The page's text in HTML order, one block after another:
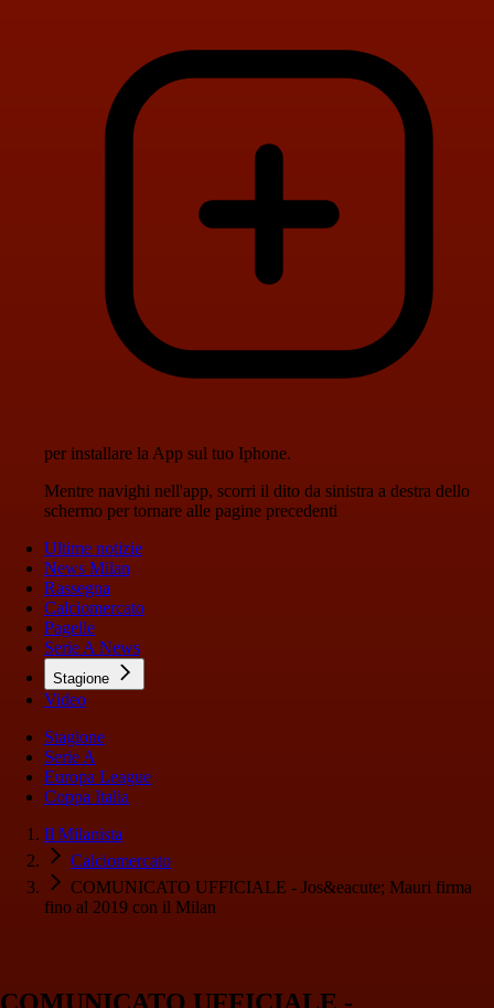
per installare la App sul tuo Iphone.
Mentre navighi nell'app, scorri il dito da sinistra a destra dello
schermo per tornare alle pagine precedenti
Ultime notizie
News Milan
Rassegna
Calciomercato
Pagelle
Serie A News
Stagione
Video
Stagione
Serie A
Europa League
Coppa Italia
Il Milanista
Calciomercato
COMUNICATO UFFICIALE - Jos&eacute; Mauri firma
fino al 2019 con il Milan